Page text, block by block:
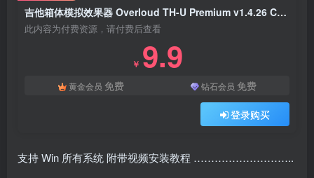
吉他箱体模拟效果器 Overloud TH-U Premium v1.4.26 CE Win
此内容为付费资源，请付费后查看
￥ 9.9
黄金会员 免费 钻石会员 免费
登录购买
支持 Win 所有系统 附带视频安装教程 ………………………..